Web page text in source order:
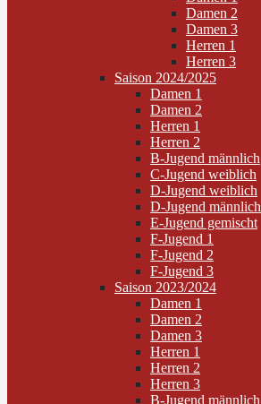
Damen 2
Damen 3
Herren 1
Herren 3
Saison 2024/2025
Damen 1
Damen 2
Herren 1
Herren 2
B-Jugend männlich
C-Jugend weiblich
D-Jugend weiblich
D-Jugend männlich
E-Jugend gemischt
F-Jugend 1
F-Jugend 2
F-Jugend 3
Saison 2023/2024
Damen 1
Damen 2
Damen 3
Herren 1
Herren 2
Herren 3
B-Jugend männlich